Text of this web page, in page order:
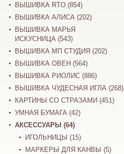
ВЫШИВКА RTO (854)
ВЫШИВКА АЛИСА (202)
ВЫШИВКА МАРЬЯ
ИСКУСНИЦА (543)
ВЫШИВКА МП СТУДИЯ (202)
ВЫШИВКА ОВЕН (564)
ВЫШИВКА РИОЛИС (886)
ВЫШИВКА ЧУДЕСНАЯ ИГЛА (268)
КАРТИНЫ СО СТРАЗАМИ (451)
УМНАЯ БУМАГА (42)
АКСЕССУАРЫ (64)
ИГОЛЬНИЦЫ (15)
МАРКЕРЫ ДЛЯ КАНВЫ (5)